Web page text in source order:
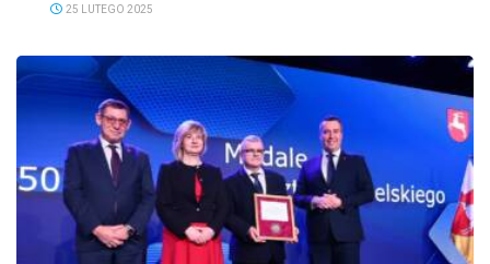
25 LUTEGO 2025